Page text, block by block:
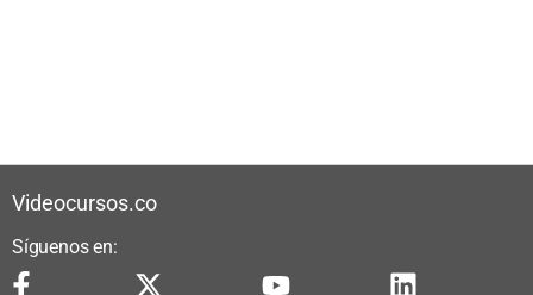
Videocursos.co
Síguenos en: